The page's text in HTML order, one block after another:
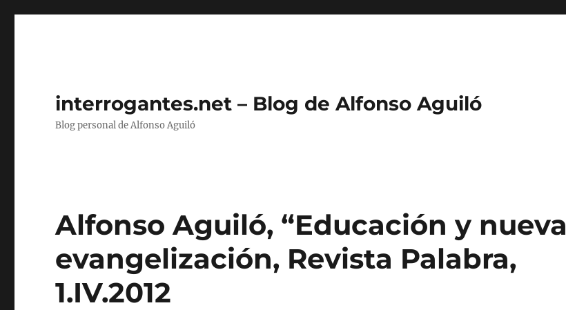
interrogantes.net – Blog de Alfonso Aguiló
Blog personal de Alfonso Aguiló
Alfonso Aguiló, “Educación y nueva
evangelización, Revista Palabra,
1.IV.2012